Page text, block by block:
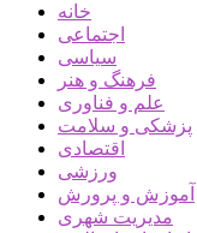
خانه
اجتماعی
سیاسی
فرهنگ و هنر
علم و فناوری
پزشکی و سلامت
اقتصادی
ورزشی
آموزش و پرورش
مدیریت شهری